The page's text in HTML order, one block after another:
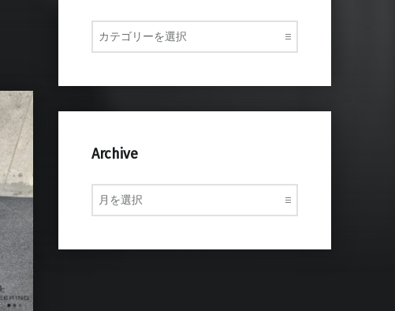
Category
Archive
Archive